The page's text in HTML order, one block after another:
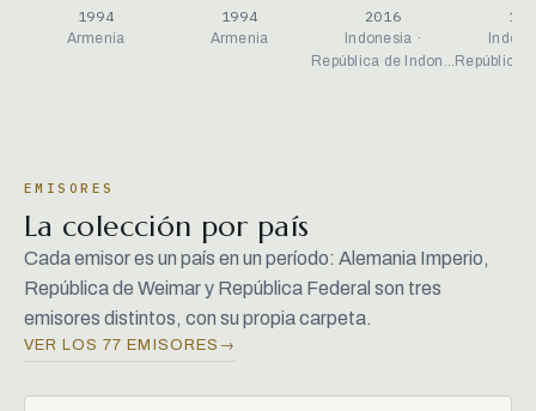
1994
Armenia
1994
Armenia
2016
Indonesia ·
República de Indon… República
EMISORES
La colección por país
Cada emisor es un país en un período: Alemania Imperio,
República de Weimar y República Federal son tres
emisores distintos, con su propia carpeta.
VER LOS 77 EMISORES →